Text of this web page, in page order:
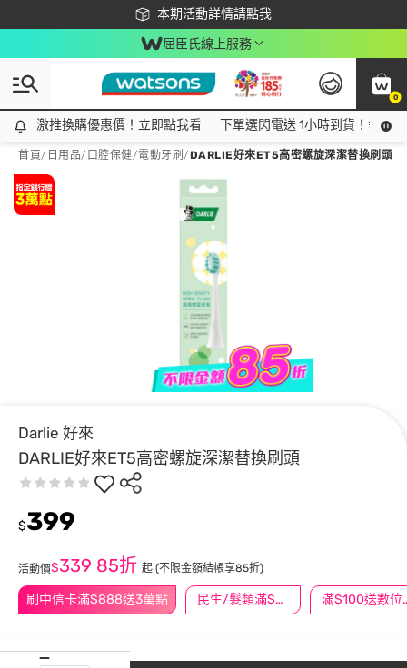
本期活動詳情請點我
下載app最高回饋$350
屈臣氏線上服務
0
激推換購優惠價！立即點我看
激推換購優惠價！立即點我看 下單選閃電送 1小時到貨！領神
首頁/ 日用品/ 口腔保健/電動牙刷 /DARLIE好來ET5高密螺旋深潔替換刷頭
Darlie 好來
DARLIE好來ET5高密螺旋深潔替換刷頭
刷中信卡滿$888送3萬點 民生/髮類滿$388送舒潔冰巾 滿
$399
活動價$339 85折 起 (不限金額結帳享85折)